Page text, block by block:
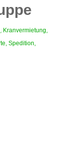
, Kranvermietung,
, Spedition,